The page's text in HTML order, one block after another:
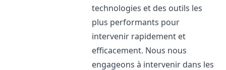
technologies et des outils les
plus performants pour
intervenir rapidement et
efficacement. Nous nous
engageons à intervenir dans les